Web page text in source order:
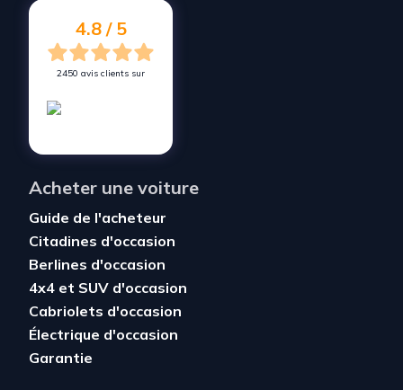
Vendez votre voiture à
4.8 / 5
2450 avis clients sur
Acheter une voiture
Guide de l'acheteur
Citadines d'occasion
Berlines d'occasion
4x4 et SUV d'occasion
Cabriolets d'occasion
Électrique d'occasion
Garantie